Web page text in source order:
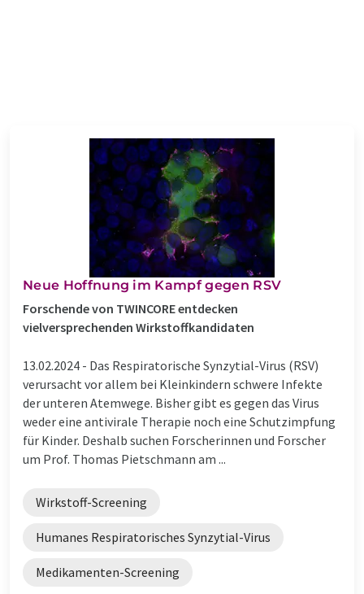
Neue Hoffnung im Kampf gegen RSV
Forschende von TWINCORE entdecken
vielversprechenden Wirkstoffkandidaten
13.02.2024 - Das Respiratorische Synzytial-Virus (RSV)
verursacht vor allem bei Kleinkindern schwere Infekte
der unteren Atemwege. Bisher gibt es gegen das Virus
weder eine antivirale Therapie noch eine Schutzimpfung
für Kinder. Deshalb suchen Forscherinnen und Forscher
um Prof. Thomas Pietschmann am ...
Wirkstoff-Screening
Humanes Respiratorisches Synzytial-Virus
Medikamenten-Screening